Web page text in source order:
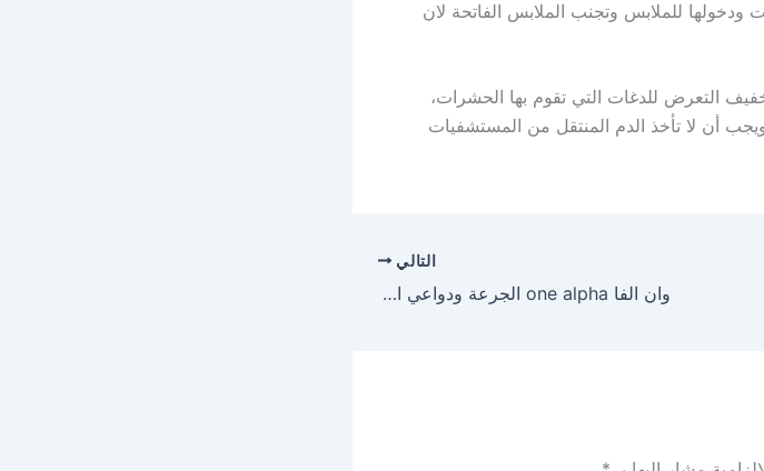
ودخولها للملابس وتجنب الملابس الفاتحة لان
التعرض للدغات التي تقوم بها الحشرات،
أن لا تأخذ الدم المنتقل من المستشفيات
التالي
وان الفا one alpha الجرعة ودواعي الاستعمال